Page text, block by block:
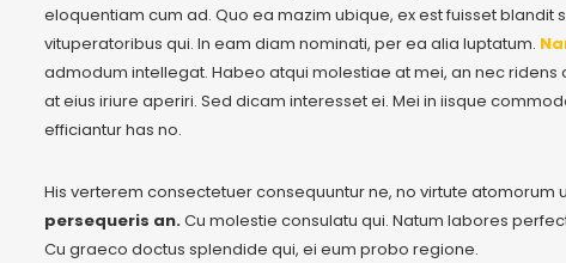
eloquentiam cum ad. Quo ea mazim ubique, ex est fuisset
vituperatoribus qui. In eam diam nominati, per ea alia luptatum.
admodum intellegat. Habeo atqui molestiae at mei, an nec
at eius iriure aperiri. Sed dicam interesset ei. Mei in iisque
efficiantur has no.
His verterem consectetuer consequuntur ne, no virtute atomorum
persequeris an.Cu molestie consulatu qui. Natum labores
Cu graeco doctus splendide qui, ei eum probo regione.